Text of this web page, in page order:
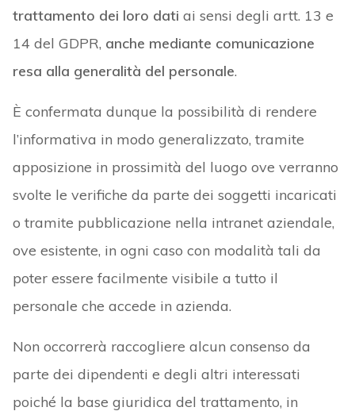
trattamento dei loro dati ai sensi degli artt. 13 e
14 del GDPR, anche mediante comunicazione
resa alla generalità del personale.
È confermata dunque la possibilità di rendere
l’informativa in modo generalizzato, tramite
apposizione in prossimità del luogo ove verranno
svolte le verifiche da parte dei soggetti incaricati
o tramite pubblicazione nella intranet aziendale,
ove esistente, in ogni caso con modalità tali da
poter essere facilmente visibile a tutto il
personale che accede in azienda.
Non occorrerà raccogliere alcun consenso da
parte dei dipendenti e degli altri interessati
poiché la base giuridica del trattamento, in